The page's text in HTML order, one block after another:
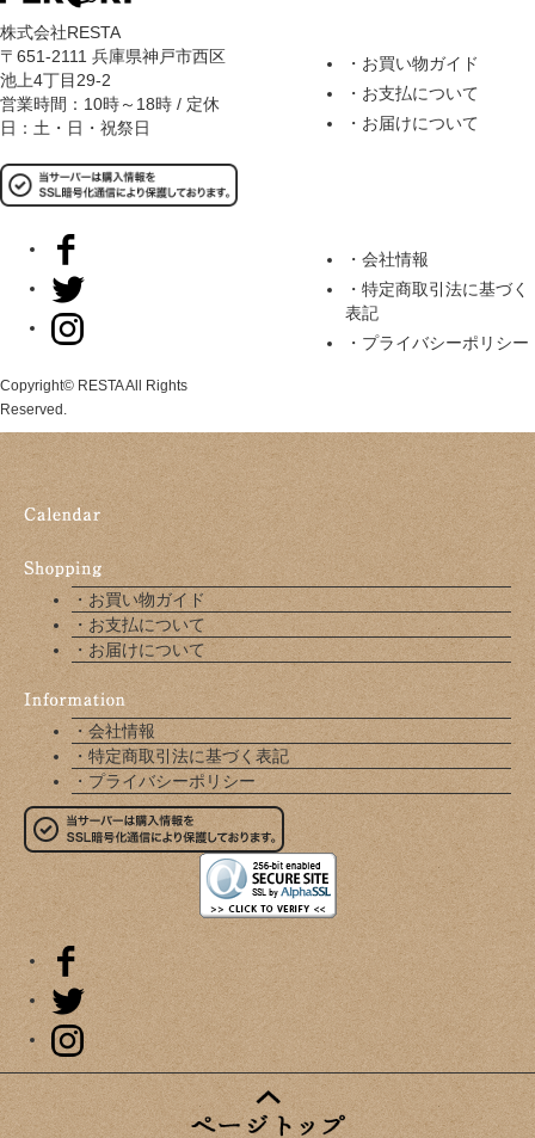
株式会社RESTA
〒651-2111 兵庫県神戸市西区
池上4丁目29-2
営業時間：10時～18時 / 定休
日：土・日・祝祭日
Copyright© RESTA All Rights
Reserved.
・お買い物ガイド
・お支払について
・お届けについて
・会社情報
・特定商取引法に基づく
表記
・プライバシーポリシー
・お買い物ガイド
・お支払について
・お届けについて
・会社情報
・特定商取引法に基づく表記
・プライバシーポリシー